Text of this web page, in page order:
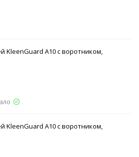
KleenGuard A10 с воротником,
KleenGuard A10 с воротником,